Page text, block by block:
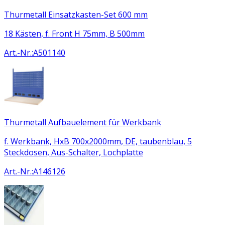
Thurmetall Einsatzkasten-Set 600 mm
18 Kästen, f. Front H 75mm, B 500mm
Art.-Nr.:A501140
Thurmetall Aufbauelement für Werkbank
f. Werkbank, HxB 700x2000mm, DE, taubenblau, 5
Steckdosen, Aus-Schalter, Lochplatte
Art.-Nr.:A146126